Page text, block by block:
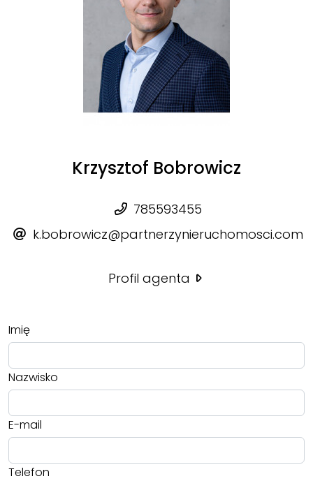
Krzysztof Bobrowicz
785593455
k.bobrowicz@partnerzynieruchomosci.com
Profil agenta
Imię
Nazwisko
E-mail
Telefon